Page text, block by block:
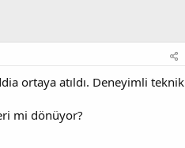
ortaya atıldı. Deneyimli teknik
mi dönüyor?